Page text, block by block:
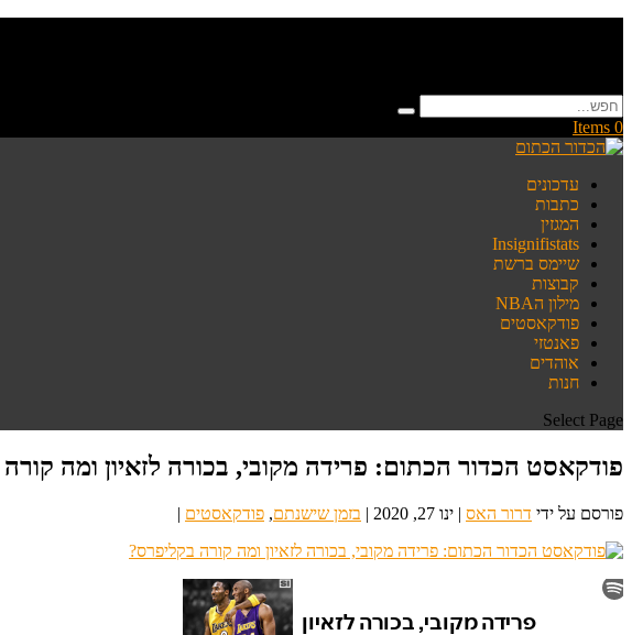
0 Items
עדכונים
כתבות
המגזין
Insignifistats
שיימס ברשת
קבוצות
מילון הNBA
פודקאסטים
פאנטזי
אוהדים
חנות
Select Page
פודקאסט הכדור הכתום: פרידה מקובי, בכורה לזאיון ומה
פורסם על ידי דרור האס | ינו 27, 2020 | בזמן שישנתם, פודקאסטים |